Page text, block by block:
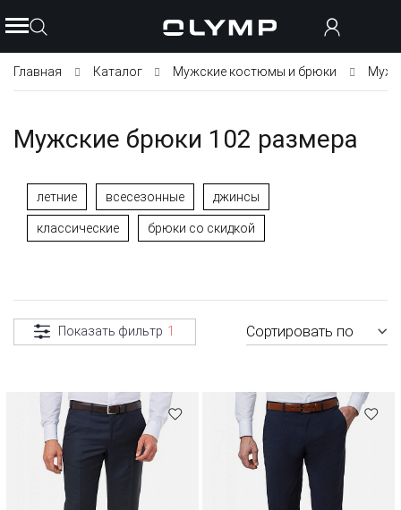
Главная Каталог Мужские костюмы и брюки
Мужские брюки 102 размера
летние всесезонные джинсы
классические брюки со скидкой
Показать фильтр 1 Сортировать по